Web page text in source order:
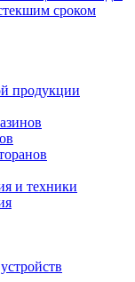
сроком
продукции
и техники